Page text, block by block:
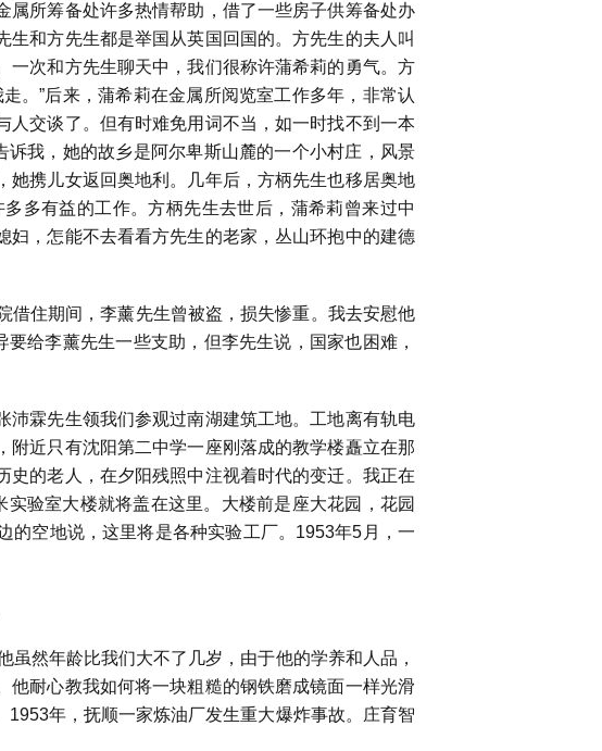
所筹备处许多热情帮助，借了一些房子供筹备处办
和方先生都是举国从英国回国的。方先生的夫人叫
次和方先生聊天中，我们很称许蒲希莉的勇气。方
。”后来，蒲希莉在金属所阅览室工作多年，非常认
交谈了。但有时难免用词不当，如一时找不到一本
诉我，她的故乡是阿尔卑斯山麓的一个小村庄，风景
携儿女返回奥地利。几年后，方柄先生也移居奥地
多有益的工作。方柄先生去世后，蒲希莉曾来过中
妇，怎能不去看看方先生的老家，丛山环抱中的建德
借住期间，李薰先生曾被盗，损失惨重。我去安慰他
给李薰先生一些支助，但李先生说，国家也困难，
霖先生领我们参观过南湖建筑工地。工地离有轨电
近只有沈阳第二中学一座刚落成的教学楼矗立在那
的老人，在夕阳残照中注视着时代的变迁。我正在
实验室大楼就将盖在这里。大楼前是座大花园，花园
空地说，这里将是各种实验工厂。 1953年5 月，一
虽然年龄比我们大不了几岁，由于他的学养和人品，
耐心教我如何将一块粗糙的钢铁磨成镜面一样光滑
1953年，抚顺一家炼油厂发生重大爆炸事故。庄育智